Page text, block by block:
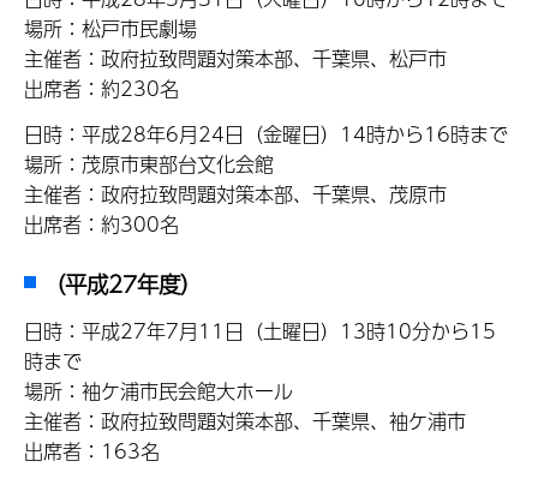
場所：松戸市民劇場
主催者：政府拉致問題対策本部、千葉県、松戸市
出席者：約230名
日時：平成28年6月24日（金曜日）14時から16時まで
場所：茂原市東部台文化会館
主催者：政府拉致問題対策本部、千葉県、茂原市
出席者：約300名
（平成27年度）
日時：平成27年7月11日（土曜日）13時10分から15
時まで
場所：袖ケ浦市民会館大ホール
主催者：政府拉致問題対策本部、千葉県、袖ケ浦市
出席者：163名